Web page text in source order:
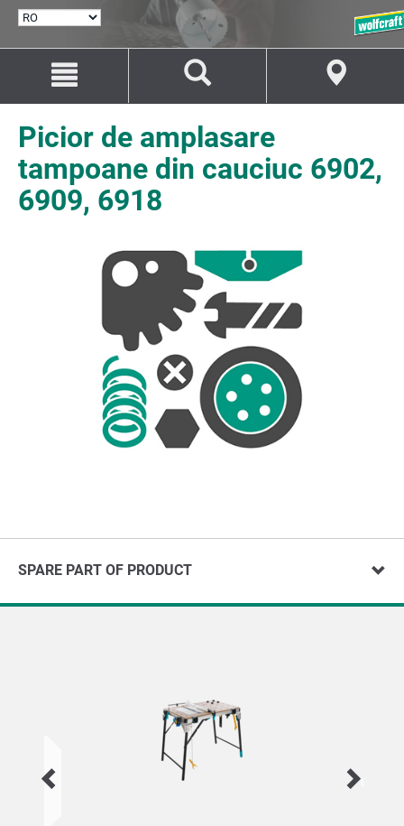
SELECTARE
conținut
navigare
Picior de amplasare
tampoane din cauciuc 6902,
6909, 6918
SPARE PART OF PRODUCT